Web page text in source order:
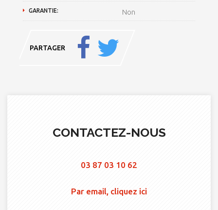
GARANTIE: Non
PARTAGER
CONTACTEZ-NOUS
03 87 03 10 62
Par email, cliquez ici